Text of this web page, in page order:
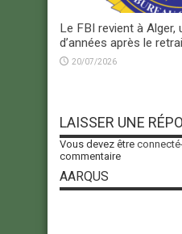
Le FBI revient à Alger,
d’années après le
20/07/2026
LAISSER UNE
Vous devez être
commentaire
AARQUS